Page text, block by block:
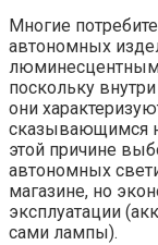
Многие
автономных
поскольку
они
сказывающимся
этой причине
автономных
магазине, но
эксплуатации
сами лампы).